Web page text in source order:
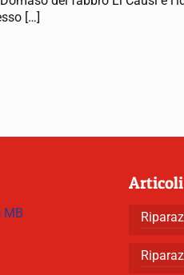
[…]
MB